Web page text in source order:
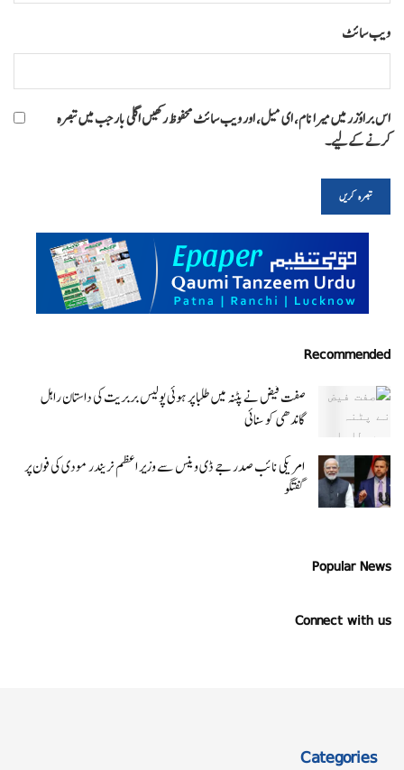
ویب‌ سائٹ
اس براؤزر میں میرا نام، ای میل، اور ویب سائٹ محفوظ رکھیں اگلی بار جب میں تبصرہ
کرنے کےلیے۔
Recommended
صفت فیض نے پٹنہ میں طلبا پر ہوئی پولیس بربریت کی داستان راہل
گاندھی کو سنائی
امریکی نائب صدر جے ڈی وینس سے وزیر اعظم نریندر مودی کی فون پر
گفتگو
Popular News
Connect with us
Categories